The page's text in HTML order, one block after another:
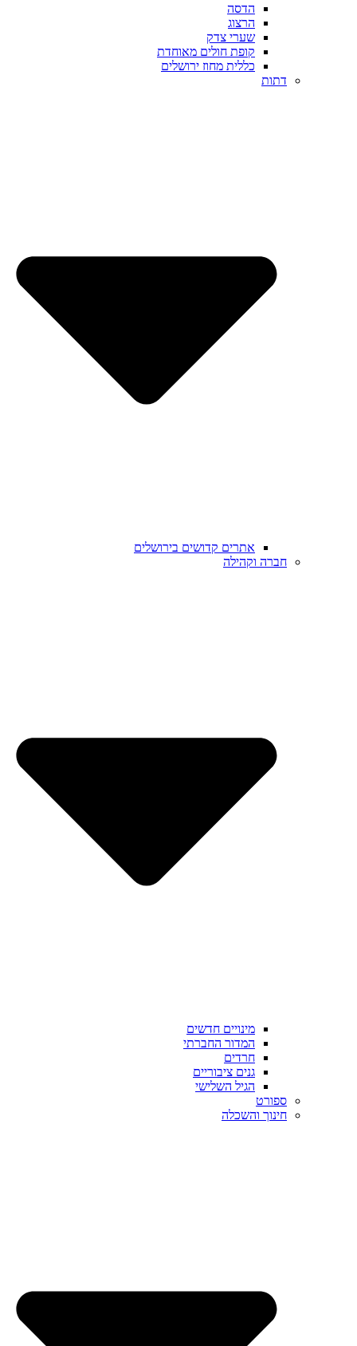
הדסה
הרצוג
שערי צדק
קופת חולים מאוחדת
כללית מחוז ירושלים
דתות
אתרים קדושים בירושלים
חברה וקהילה
מינויים חדשים
המדור החברתי
חרדים
גנים ציבוריים
הגיל השלישי
ספורט
חינוך והשכלה